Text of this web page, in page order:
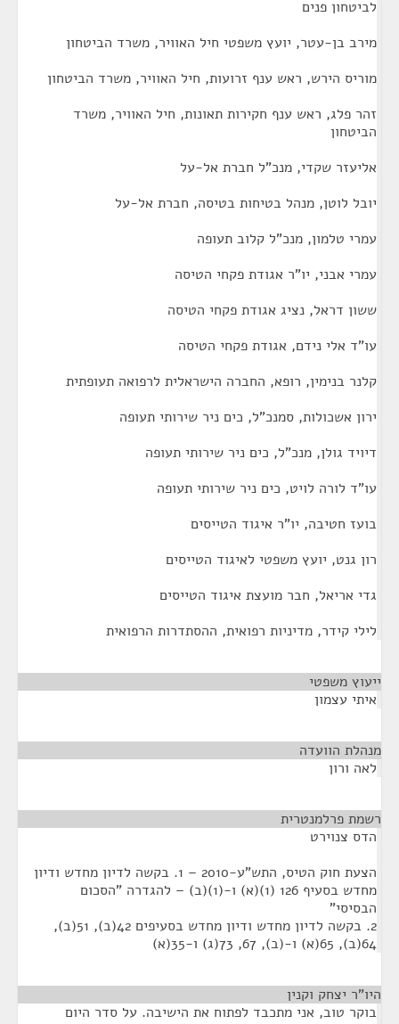
לביטחון פנים
מירב בן-עטר, יועץ משפטי חיל האוויר, משרד הביטחון
מוריס הירש, ראש ענף זרועות, חיל האוויר, משרד הביטחון
זהר פלג, ראש ענף חקירות תאונות, חיל האוויר, משרד
הביטחון
אליעזר שקדי, מנכ"ל חברת אל-על
יובל לוטן, מנהל בטיחות בטיסה, חברת אל-על
עמרי טלמון, מנכ"ל קלוב תעופה
עמרי אבני, יו"ר אגודת פקחי הטיסה
ששון דראל, נציג אגודת פקחי הטיסה
עו"ד אלי נידם, אגודת פקחי הטיסה
קלנר בנימין, רופא, החברה הישראלית לרפואה תעופתית
ירון אשכולות, סמנכ"ל, כים ניר שירותי תעופה
דיויד גולן, מנכ"ל, כים ניר שירותי תעופה
עו"ד לורה לויט, כים ניר שירותי תעופה
בועז חטיבה, יו"ר איגוד הטייסים
רון גנט, יועץ משפטי לאיגוד הטייסים
גדי אריאל, חבר מועצת איגוד הטייסים
לילי קידר, מדיניות רפואית, ההסתדרות הרפואית
ייעוץ משפטי
איתי עצמון
מנהלת הוועדה
לאה ורון
רשמת פרלמנטרית
הדס צנוירט
הצעת חוק הטיס, התש"ע-2010 – 1. בקשה לדיון מחדש ודיון
מחדש בסעיף 126 (1)(א) ו-(1)(ב) – להגדרה "הסכום
הבסיסי"
2. בקשה לדיון מחדש ודיון מחדש בסעיפים 42(ב), 51(ב),
64(ב), 65(א) ו-(ב), 67, 73(ג) ו-35(א)
היו"ר יצחק וקנין
בוקר טוב, אני מתכבד לפתוח את הישיבה. על סדר היום